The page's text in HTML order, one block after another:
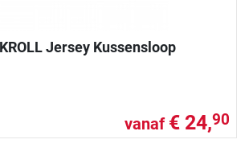
Jersey Kussensloop
vanaf € 24,90